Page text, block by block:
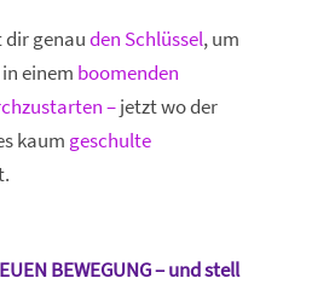
dir genauden Schlüssel, um
in einem boomenden
–jetzt wo der
kaum geschulte
BEWEGUNG – und stell